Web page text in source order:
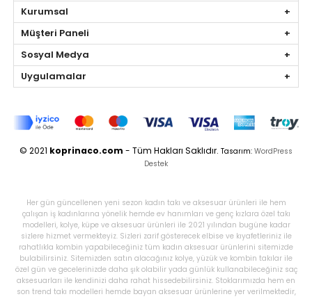
Kurumsal
Müşteri Paneli
Sosyal Medya
Uygulamalar
© 2021 koprinaco.com - Tüm Hakları Saklıdır. Tasarım: WordPress
Destek
Her gün güncellenen yeni sezon kadın takı ve aksesuar ürünleri ile hem
çalışan iş kadınlarına yönelik hemde ev hanımları ve genç kızlara özel takı
modelleri, kolye, küpe ve aksesuar ürünleri ile 2021 yılından bugüne kadar
sizlere hizmet vermekteyiz. Sizleri zarif gösterecek elbise ve kıyafetleriniz ile
rahatlıkla kombin yapabileceğiniz tüm kadın aksesuar ürünlerini sitemizde
bulabilirsiniz. Sitemizden satın alacağınız kolye, yüzük ve kombin takılar ile
özel gün ve gecelerinizde daha şık olabilir yada günlük kullanabileceğiniz saç
aksesuarları ile kendinizi daha rahat hissedebilirsiniz. Stoklarımızda hem en
son trend takı modelleri hemde bayan aksesuar ürünlerine yer verilmektedir,